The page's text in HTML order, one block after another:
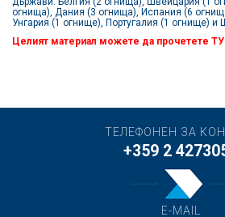
огнища), Дания (3 огнища), Испания (6
Унгария (1 огнище), Португалия (1 огнище) и
Целият материал можете да прочетете
ТЕЛЕФОНЕН ЗА
+359 2
E-MAIL